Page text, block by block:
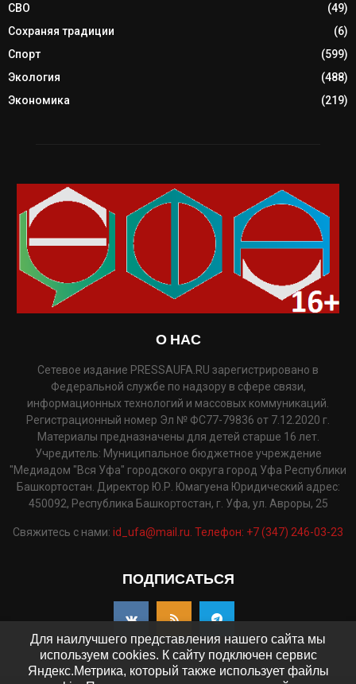
СВО
(49)
Сохраняя традиции
(6)
Спорт
(599)
Экология
(488)
Экономика
(219)
О НАС
Сетевое издание PRESSAUFA.RU зарегистрировано в
Федеральной службе по надзору в сфере связи,
информационных технологий и массовых коммуникаций.
Регистрационный номер Эл № ФС77-79836 от 7.12.2020 г.
Материалы предназначены для детей старше 16 лет.
Учредитель: Муниципальное бюджетное учреждение
"Медиадом "Вся Уфа" городского округа город Уфа Республики
Башкортостан. Директор Ю.Р. Юмагуена Юридический адрес:
450092, Республика Башкортостан, г. Уфа, ул. Авроры, 25
Свяжитесь с нами: id_ufa@mail.ru. Телефон: +7 (347) 246-03-23
ПОДПИСАТЬСЯ
Для наилучшего представления нашего сайта мы
используем cookies. К сайту подключен сервис
Яндекс.Метрика, который также использует файлы